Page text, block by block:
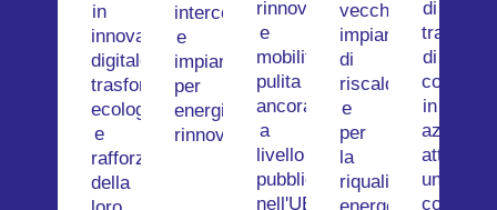
in
innovazione
digitale,
trasformazione
ecologica
e
rafforzamento
della
interconnesse
e
impianti
per
energie
rinnovabili.
rinnovabili
e
mobilità
pulita
ancorati
a
livello
pubblico
nell'UE.
vecchi
impianti
di
riscaldamento
e
per
la
riqualificazione
di
di
in
azienda
un